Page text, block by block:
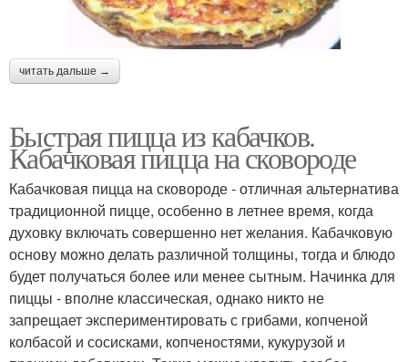
читать дальше →
Быстрая пицца из кабачков.
Кабачковая пицца на сковороде
Кабачковая пицца на сковороде - отличная альтернатива
традиционной пицце, особенно в летнее время, когда
духовку включать совершенно нет желания. Кабачковую
основу можно делать различной толщины, тогда и блюдо
будет получаться более или менее сытным. Начинка для
пиццы - вполне классическая, однако никто не
запрещает экспериментировать с грибами, копченой
колбасой и сосисками, копченостями, кукурузой и